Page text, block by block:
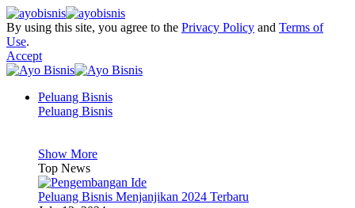
By using this site, you agree to the Privacy Policy and Terms of
Use.
Accept
Peluang Bisnis
Peluang Bisnis
Show More
Top News
Peluang Bisnis Menjanjikan 2024 Terbaru